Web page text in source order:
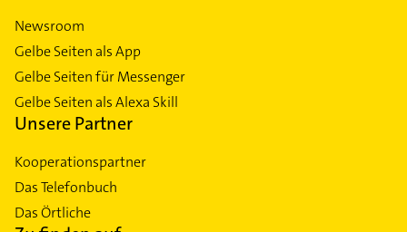
Newsroom
Gelbe Seiten als App
Gelbe Seiten für Messenger
Gelbe Seiten als Alexa Skill
Unsere Partner
Kooperationspartner
Das Telefonbuch
Das Örtliche